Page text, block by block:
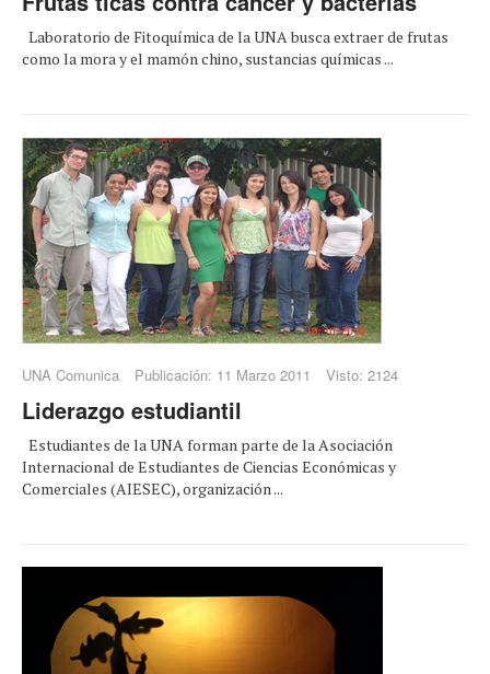
Laboratorio de Fitoquímica de la UNA busca extraer de frutas
como la mora y el mamón chino, sustancias químicas ...
UNA Comunica Publicación: 11 Marzo 2011 Visto: 2124
Liderazgo estudiantil
Estudiantes de la UNA forman parte de la Asociación
Internacional de Estudiantes de Ciencias Económicas y
Comerciales (AIESEC), organización ...